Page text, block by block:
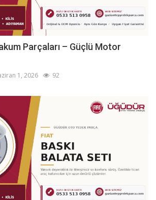
Parçaları – Güçlü Motor
1, 2026 92